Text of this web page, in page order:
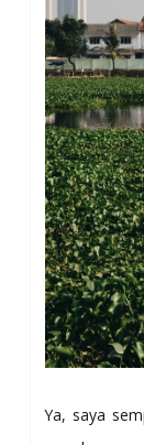
Ya, saya